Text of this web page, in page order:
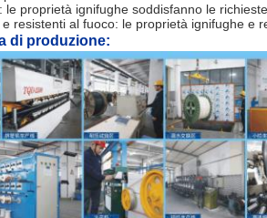
le proprietà ignifughe soddisfanno le
resistenti al fuoco: le proprietà ignifughe e
di produzione: